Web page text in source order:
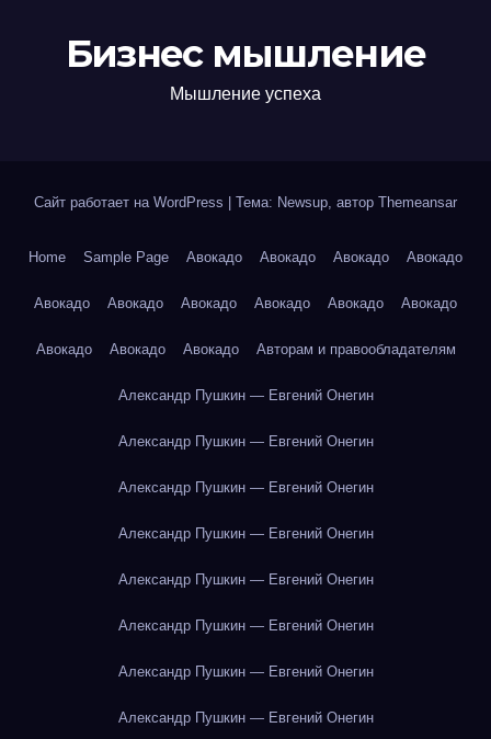
Бизнес мышление
Мышление успеха
Сайт работает на WordPress Тема: Newsup, автор Themeansar
Home Sample Page Авокадо Авокадо Авокадо Авокадо
Авокадо Авокадо Авокадо Авокадо Авокадо Авокадо
Авокадо Авокадо Авокадо Авторам и правообладателям
Александр Пушкин — Евгений Онегин
Александр Пушкин — Евгений Онегин
Александр Пушкин — Евгений Онегин
Александр Пушкин — Евгений Онегин
Александр Пушкин — Евгений Онегин
Александр Пушкин — Евгений Онегин
Александр Пушкин — Евгений Онегин
Александр Пушкин — Евгений Онегин